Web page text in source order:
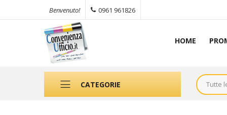
Benvenuto! 0961 961826
HOME
CATEGORIE